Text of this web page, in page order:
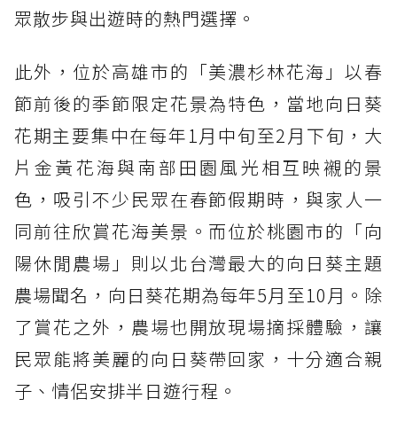
眾散步與出遊時的熱門選擇。
此外，位於高雄市的「美濃杉林花海」以春
節前後的季節限定花景為特色，當地向日葵
花期主要集中在每年1月中旬至2月下旬，大
片金黃花海與南部田園風光相互映襯的景
色，吸引不少民眾在春節假期時，與家人一
同前往欣賞花海美景。而位於桃園市的「向
陽休閒農場」則以北台灣最大的向日葵主題
農場聞名，向日葵花期為每年5月至10月。除
了賞花之外，農場也開放現場摘採體驗，讓
民眾能將美麗的向日葵帶回家，十分適合親
子、情侶安排半日遊行程。